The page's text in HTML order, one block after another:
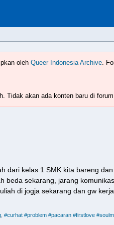
oleh Queer Indonesia Archive.
Tidak akan ada konten baru di
dari kelas 1 SMK kita bareng
beda sekarang, jarang
di jogja sekarang dan gw
#curhat #problem #pacaran #firstlove